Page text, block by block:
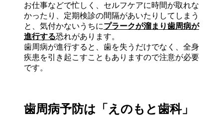
お仕事などで忙しく、セルフケアに時間が取れな
かったり、定期検診の間隔があいたりしてしまう
と、気付かないうちにプラークが溜まり歯周病が
進行する恐れがあります。
歯周病が進行すると、歯を失うだけでなく、全身
疾患を引き起こすこともありますので注意が必要
です。
歯周病予防は「えのもと歯科」